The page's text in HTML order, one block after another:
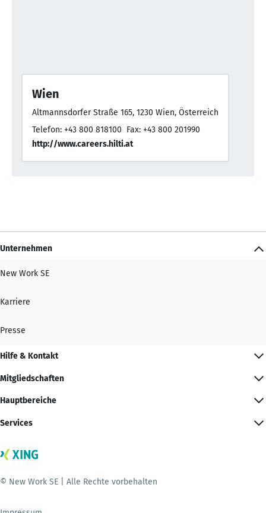
Wien
Altmannsdorfer Straße 165, 1230 Wien, Österreich
Telefon: +43 800 818100 Fax: +43 800 201990
http://www.careers.hilti.at
Unternehmen
New Work SE
Karriere
Presse
Hilfe & Kontakt
Mitgliedschaften
Hauptbereiche
Services
© New Work SE | Alle Rechte vorbehalten